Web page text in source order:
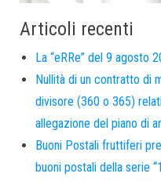
Articoli recenti
La “eRRe” del 9 agosto
Nullità di un contratto di
divisore (360 o 365)
allegazione del piano di
Buoni Postali fruttiferi
buoni postali della serie